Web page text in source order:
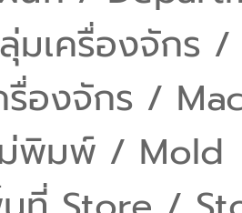
มเครื่องจักร
รื่องจักร /
พิมพ์ / Mold